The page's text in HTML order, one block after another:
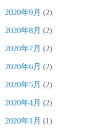
2020年9月 (2)
2020年8月 (2)
2020年7月 (2)
2020年6月 (2)
2020年5月 (2)
2020年4月 (2)
2020年1月 (1)